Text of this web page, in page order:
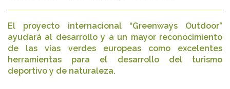
El proyecto internacional “Greenways Outdoor”
ayudará al desarrollo y a un mayor reconocimiento
de las vías verdes europeas como excelentes
herramientas para el desarrollo del turismo
deportivo y de naturaleza.